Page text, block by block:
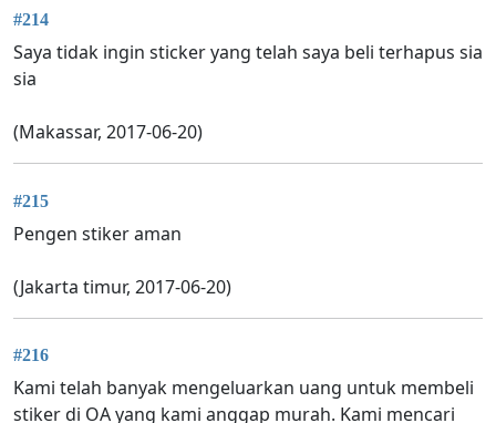
#214
Saya tidak ingin sticker yang telah saya beli terhapus sia
sia
(Makassar, 2017-06-20)
#215
Pengen stiker aman
(Jakarta timur, 2017-06-20)
#216
Kami telah banyak mengeluarkan uang untuk membeli
stiker di OA yang kami anggap murah. Kami mencari